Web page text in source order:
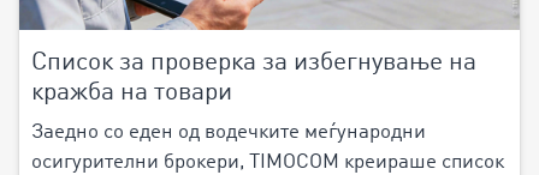
Список за проверка за избегнување на
кражба на товари
Заедно со еден од водечките меѓународни
осигурителни брокери, TIMOCOM креираше список